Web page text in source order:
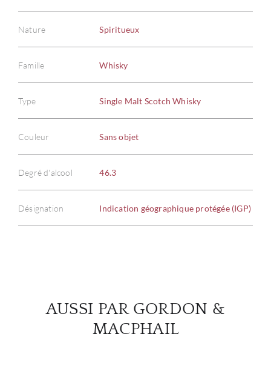
Nature Spiritueux
Famille Whisky
Type Single Malt Scotch Whisky
Couleur Sans objet
Degré d'alcool 46.3
Désignation Indication géographique protégée (IGP)
AUSSI PAR GORDON &
MACPHAIL